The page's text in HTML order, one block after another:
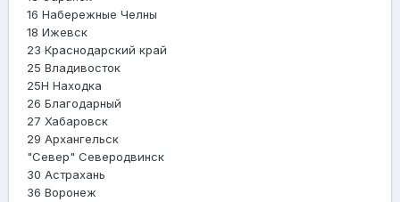
16 Набережные Челны
18 Ижевск
23 Краснодарский край
25 Владивосток
25Н Находка
26 Благодарный
27 Хабаровск
29 Архангельск
"Север" Северодвинск
30 Астрахань
36 Воронеж